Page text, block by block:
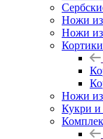
Ножи из
Ножи из
Кортики
Ножи из
Кукри и